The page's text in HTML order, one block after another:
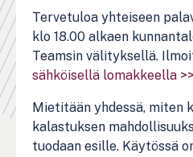
Tervetuloa yhteiseen
klo 18.00 alkaen
Teamsin välityksellä.
sähköisellä lomakkeella >>
Mietitään yhdessä, miten
kalastuksen
tuodaan esille. Käytössä